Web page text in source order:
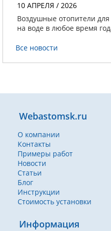
10 АПРЕЛЯ / 2026
Воздушные отопители
на воде в любое время
Все новости
Webastomsk.ru
О компании
Контакты
Примеры работ
Новости
Статьи
Блог
Инструкции
Стоимость установки
Информация